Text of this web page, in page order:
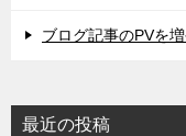
ブログ記事のPVを
最近の投稿